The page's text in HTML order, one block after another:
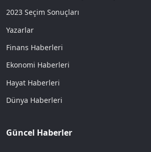
2023 Seçim Sonuçları
Yazarlar
Finans Haberleri
Ekonomi Haberleri
Hayat Haberleri
Dünya Haberleri
Güncel Haberler